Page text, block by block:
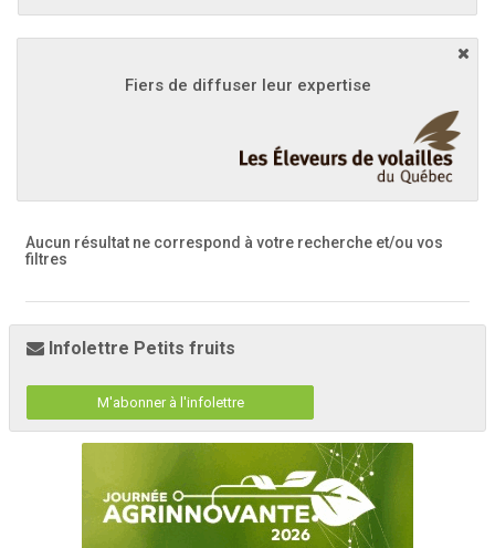
Fiers de diffuser leur expertise
Aucun résultat ne correspond à votre recherche et/ou vos
filtres
Infolettre Petits fruits
M'abonner à l'infolettre